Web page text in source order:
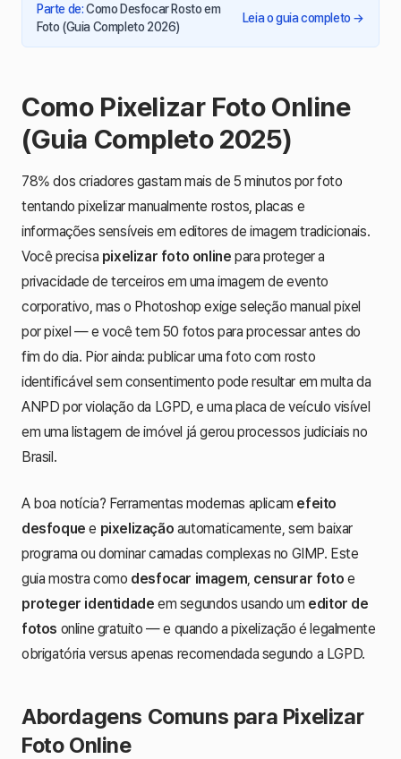
Parte de:Como Desfocar Rosto em
Foto (Guia Completo 2026)
Leia o guia completo →
Como Pixelizar Foto Online
(Guia Completo 2025)
78% dos criadores gastam mais de 5 minutos por foto
tentando pixelizar manualmente rostos, placas e
informações sensíveis em editores de imagem tradicionais.
Você precisa pixelizar foto online para proteger a
privacidade de terceiros em uma imagem de evento
corporativo, mas o Photoshop exige seleção manual pixel
por pixel — e você tem 50 fotos para processar antes do
fim do dia. Pior ainda: publicar uma foto com rosto
identificável sem consentimento pode resultar em multa da
ANPD por violação da LGPD, e uma placa de veículo visível
em uma listagem de imóvel já gerou processos judiciais no
Brasil.
A boa notícia? Ferramentas modernas aplicam efeito
desfoque e pixelização automaticamente, sem baixar
programa ou dominar camadas complexas no GIMP. Este
guia mostra como desfocar imagem, censurar foto e
proteger identidade em segundos usando um editor de
fotos online gratuito — e quando a pixelização é legalmente
obrigatória versus apenas recomendada segundo a LGPD.
Abordagens Comuns para Pixelizar
Foto Online